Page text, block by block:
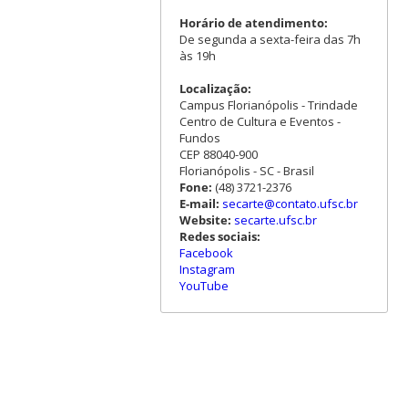
Horário de atendimento:
De segunda a sexta-feira das 7h
às 19h
Localização:
Campus Florianópolis - Trindade
Centro de Cultura e Eventos -
Fundos
CEP 88040-900
Florianópolis - SC - Brasil
Fone: (48) 3721-2376
E-mail: secarte@contato.ufsc.br
Website: secarte.ufsc.br
Redes sociais:
Facebook
Instagram
YouTube